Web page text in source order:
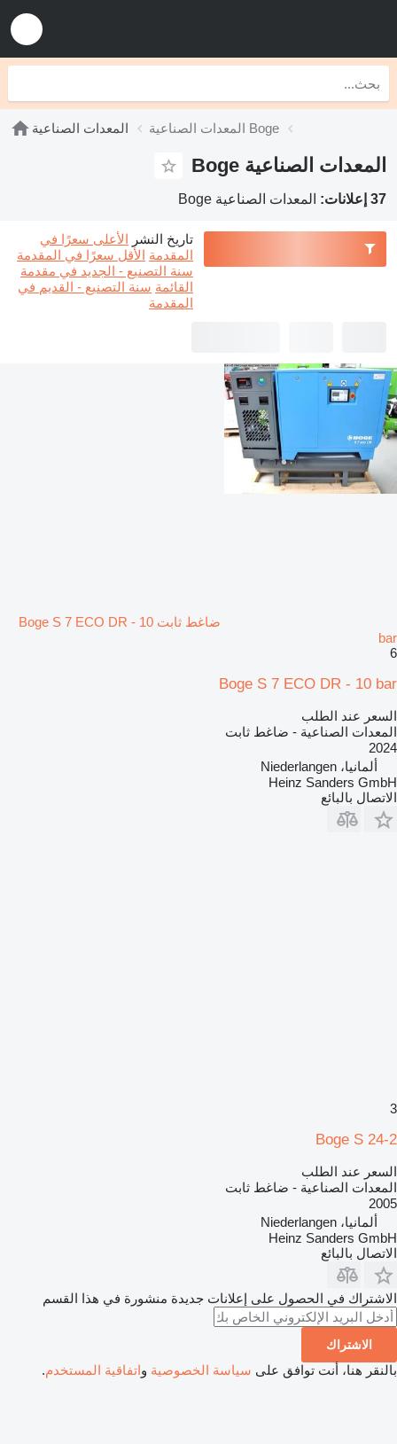
المعدات الصناعية المعدات الصناعية Boge
المعدات الصناعية Boge
37 إعلانات: المعدات الصناعية Boge
تاريخ النشر الأعلى سعرًا في
المقدمة الأقل سعرًا في المقدمة
سنة التصنيع - الجديد في مقدمة
القائمة سنة التصنيع - القديم في
المقدمة
ضاغط ثابت Boge S 7 ECO DR - 10
bar
6
Boge S 7 ECO DR - 10 bar
السعر عند الطلب
المعدات الصناعية - ضاغط ثابت
2024
ألمانيا، Niederlangen
Heinz Sanders GmbH
الاتصال بالبائع
3
Boge S 24-2
السعر عند الطلب
المعدات الصناعية - ضاغط ثابت
2005
ألمانيا، Niederlangen
Heinz Sanders GmbH
الاتصال بالبائع
الاشتراك في الحصول على إعلانات جديدة منشورة في هذا القسم
الاشتراك
بالنقر هنا، أنت توافق على سياسة الخصوصية واتفاقية المستخدم.